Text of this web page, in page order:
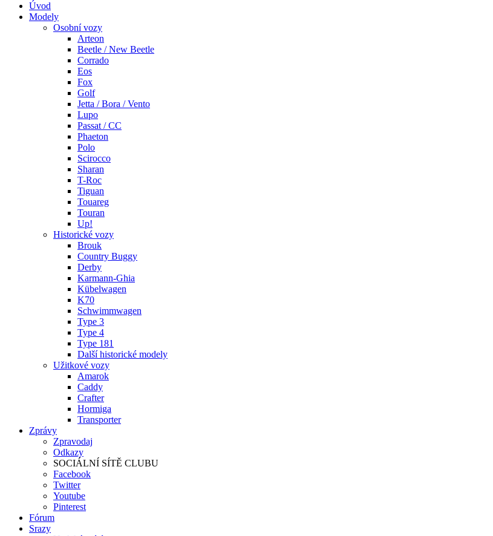
Úvod
Modely
Osobní vozy
Arteon
Beetle / New Beetle
Corrado
Eos
Fox
Golf
Jetta / Bora / Vento
Lupo
Passat / CC
Phaeton
Polo
Scirocco
Sharan
T-Roc
Tiguan
Touareg
Touran
Up!
Historické vozy
Brouk
Country Buggy
Derby
Karmann-Ghia
Kübelwagen
K70
Schwimmwagen
Type 3
Type 4
Type 181
Další historické modely
Užitkové vozy
Amarok
Caddy
Crafter
Hormiga
Transporter
Zprávy
Zpravodaj
Odkazy
SOCIÁLNÍ SÍTĚ CLUBU
Facebook
Twitter
Youtube
Pinterest
Fórum
Srazy